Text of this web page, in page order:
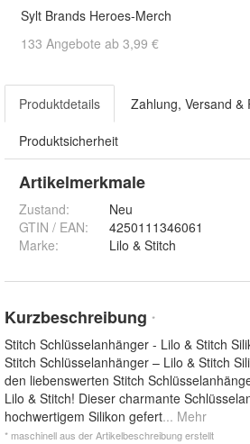
Sylt Brands Heroes-Merch
133 Angebote ab 3,99 €
Produktdetails Zahlung, Versand &
Produktsicherheit
Artikelmerkmale
Zustand:
Neu
GTIN / EAN:
4250111346061
Marke:
Lilo & Stitch
Kurzbeschreibung *
Stitch Schlüsselanhänger - Lilo & Stitch
Stitch Schlüsselanhänger – Lilo & Stitch
den liebenswerten Stitch
Lilo & Stitch! Dieser charmante
hochwertigem Silikon gefert... Mehr
* maschinell aus der Artikelbeschreibung erstellt